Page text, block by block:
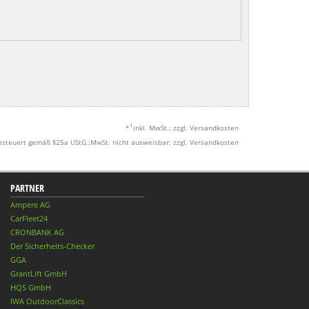
* 1 inkl. MwSt.; zzgl. Versandkosten
gemäß §25a UStG.;MwSt. nicht ausweisbar; zzgl. Versandkosten
PARTNER
Ampere AG
CarFleet24
CRONBANK AG
Der Sicherheits-Checker
GGA
GrantLift GmbH
HQS GmbH
IWA OutdoorClassics